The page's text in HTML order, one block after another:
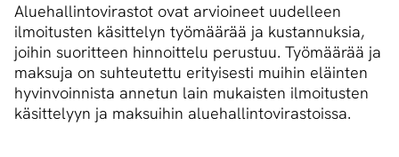
Aluehallintovirastot ovat arvioineet uudelleen
ilmoitusten käsittelyn työmäärää ja kustannuksia,
joihin suoritteen hinnoittelu perustuu. Työmäärää ja
maksuja on suhteutettu erityisesti muihin eläinten
hyvinvoinnista annetun lain mukaisten ilmoitusten
käsittelyyn ja maksuihin aluehallintovirastoissa.